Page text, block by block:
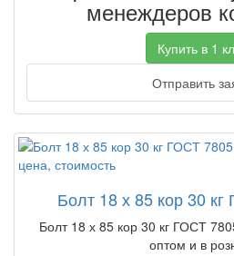
менеждеров
Купить в 1
Отправить
Болт 18 х 85 кор 30
Болт 18 х 85 кор 30 кг ГОСТ
оптом и в